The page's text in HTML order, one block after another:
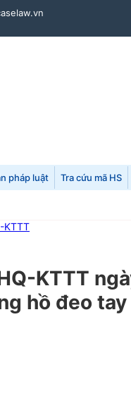
pháp luật Tra cứu mã HS
KTTT
KTTT
hồ đeo